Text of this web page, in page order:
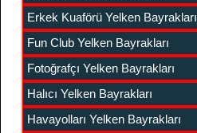
Erkek Kuaförü Yelken Bayrakları
Fun Club Yelken Bayrakları
Fotoğrafçı Yelken Bayrakları
Halıcı Yelken Bayrakları
Havayolları Yelken Bayrakları